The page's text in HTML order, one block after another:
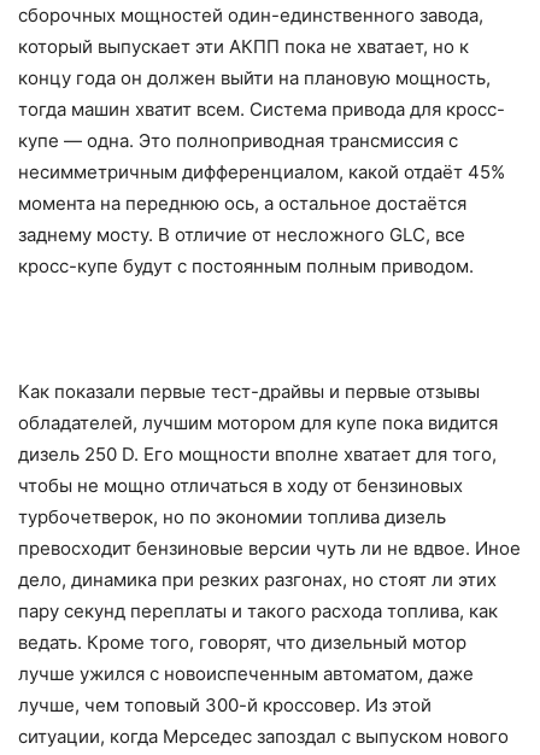
сборочных мощностей один-единственного завода,
который выпускает эти АКПП пока не хватает, но к
концу года он должен выйти на плановую мощность,
тогда машин хватит всем. Система привода для кросс-
купе — одна. Это полноприводная трансмиссия с
несимметричным дифференциалом, какой отдаёт 45%
момента на переднюю ось, а остальное достаётся
заднему мосту. В отличие от несложного GLC, все
кросс-купе будут с постоянным полным приводом.
Как показали первые тест-драйвы и первые отзывы
обладателей, лучшим мотором для купе пока видится
дизель 250 D. Его мощности вполне хватает для того,
чтобы не мощно отличаться в ходу от бензиновых
турбочетверок, но по экономии топлива дизель
превосходит бензиновые версии чуть ли не вдвое. Иное
дело, динамика при резких разгонах, но стоят ли этих
пару секунд переплаты и такого расхода топлива, как
ведать. Кроме того, говорят, что дизельный мотор
лучше ужился с новоиспеченным автоматом, даже
лучше, чем топовый 300-й кроссовер. Из этой
ситуации, когда Мерседес запоздал с выпуском нового